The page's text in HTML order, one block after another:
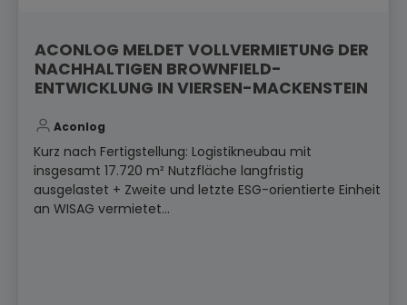
ACONLOG MELDET VOLLVERMIETUNG DER
NACHHALTIGEN BROWNFIELD-
ENTWICKLUNG IN VIERSEN-MACKENSTEIN
Aconlog
Kurz nach Fertigstellung: Logistikneubau mit
insgesamt 17.720 m² Nutzfläche langfristig
ausgelastet + Zweite und letzte ESG-orientierte Einheit
an WISAG vermietet...